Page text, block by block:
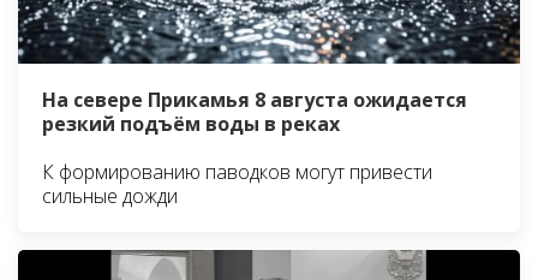
На севере Прикамья 8 августа ожидается
резкий подъём воды в реках
К формированию паводков могут привести
сильные дожди